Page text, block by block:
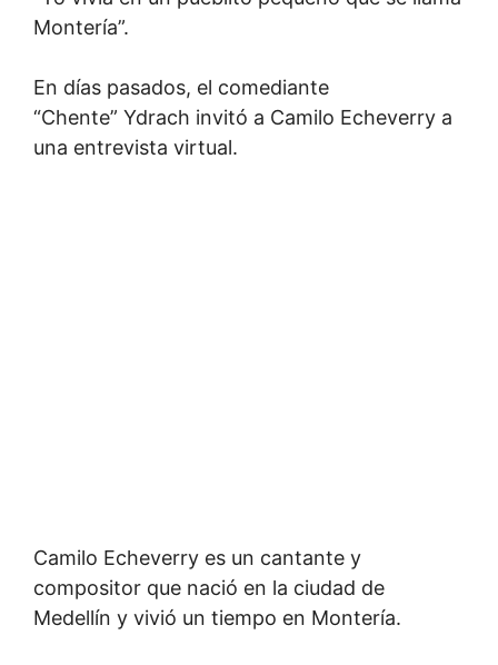
Montería”.
En días pasados, el comediante
“Chente” Ydrach invitó a Camilo Echeverry a
una entrevista virtual.
Camilo Echeverry es un cantante y
compositor que nació en la ciudad de
Medellín y vivió un tiempo en Montería.